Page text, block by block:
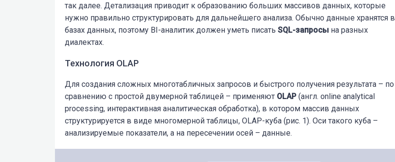
так далее. Детализация приводит к образованию больших массивов данных, которые
нужно правильно структурировать для дальнейшего анализа. Обычно данные хранятся в
базах данных, поэтому BI-аналитик должен уметь писать SQL-запросы на разных
диалектах.
Технология OLAP
Для создания сложных многотабличных запросов и быстрого получения результата – по
сравнению с простой двумерной таблицей – применяют OLAP (англ. online analytical
processing, интерактивная аналитическая обработка), в котором массив данных
структурируется в виде многомерной таблицы, OLAP-куба (рис. 1). Оси такого куба –
анализируемые показатели, а на пересечении осей – данные.